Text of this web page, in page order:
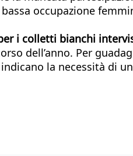
occupazione
i colletti bianchi
dell’anno. Per
la necessità di